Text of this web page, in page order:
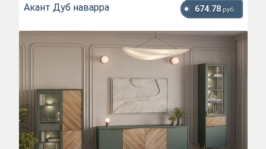
Акант Дуб наварра 674.78 руб.